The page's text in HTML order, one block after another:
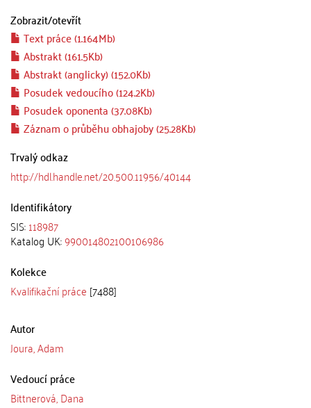
Zobrazit/otevřít
Text práce (1.164Mb)
Abstrakt (161.5Kb)
Abstrakt (anglicky) (152.0Kb)
Posudek vedoucího (124.2Kb)
Posudek oponenta (37.08Kb)
Záznam o průběhu obhajoby (25.28Kb)
Trvalý odkaz
http://hdl.handle.net/20.500.11956/40144
Identifikátory
SIS:118987
Katalog UK:990014802100106986
Kolekce
Kvalifikační práce [7488]
Autor
Joura, Adam
Vedoucí práce
Bittnerová, Dana